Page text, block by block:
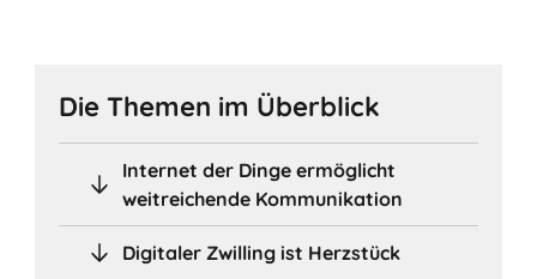
Die Themen im Überblick
Internet der Dinge ermöglicht
weitreichende Kommunikation
Digitaler Zwilling ist Herzstück